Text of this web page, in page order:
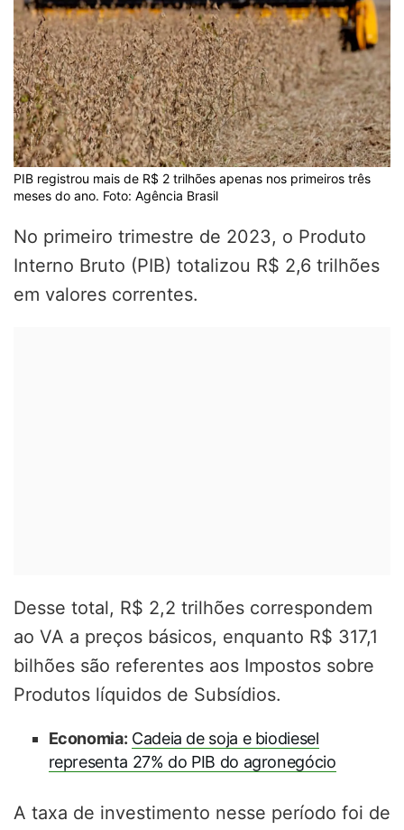
PIB registrou mais de R$ 2 trilhões apenas nos primeiros três
meses do ano. Foto: Agência Brasil
No primeiro trimestre de 2023, o Produto
Interno Bruto (PIB) totalizou R$ 2,6 trilhões
em valores correntes.
Desse total, R$ 2,2 trilhões correspondem
ao VA a preços básicos, enquanto R$ 317,1
bilhões são referentes aos Impostos sobre
Produtos líquidos de Subsídios.
Economia: Cadeia de soja e biodiesel
representa 27% do PIB do agronegócio
A taxa de investimento nesse período foi de